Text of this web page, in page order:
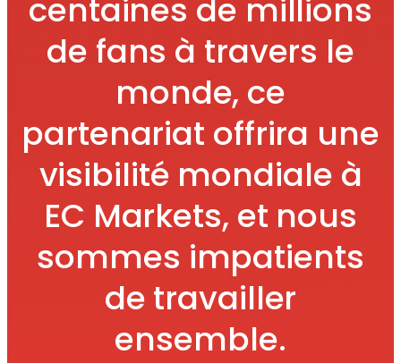
centaines de millions
de fans à travers le
monde, ce
partenariat offrira une
visibilité mondiale à
EC Markets, et nous
sommes impatients
de travailler
ensemble.